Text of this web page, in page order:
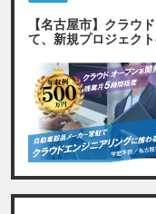
【名古屋市】クラウ
て、新規プロジェク